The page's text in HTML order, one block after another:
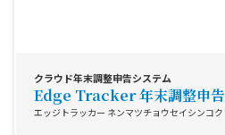
クラウド年末調整申告システム
Edge Tracker 年末調整申告
エッジトラッカー ネンマツチョウセイシンコク